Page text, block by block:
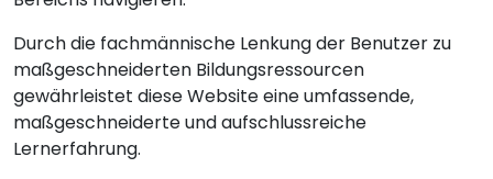
Durch die fachmännische Lenkung der Benutzer zu
maßgeschneiderten Bildungsressourcen
gewährleistet diese Website eine umfassende,
maßgeschneiderte und aufschlussreiche
Lernerfahrung.